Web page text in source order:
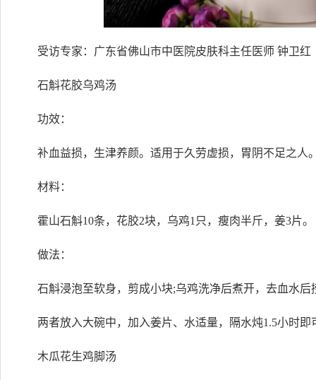
受访专家：广东省佛山市中医院皮肤科主任医师 钟卫红
石斛花胶乌鸡汤
功效：
补血益损，生津养颜。适用于久劳虚损，胃阴不足之人
材料：
霍山石斛10条，花胶2块，乌鸡1只，瘦肉半斤，姜3片。
做法：
石斛浸泡至软身，剪成小块;乌鸡洗净后煮开，去血水后
两者放入大碗中，加入姜片、水适量，隔水炖1.5小时即
木瓜花生鸡脚汤